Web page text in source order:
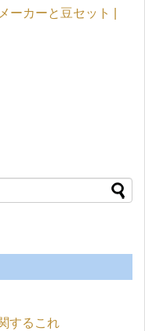
ーカーと豆セット |
するこれ